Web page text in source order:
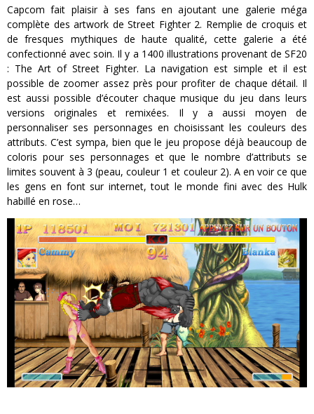
Capcom fait plaisir à ses fans en ajoutant une galerie méga
complète des artwork de Street Fighter 2. Remplie de croquis et
de fresques mythiques de haute qualité, cette galerie a été
confectionné avec soin. Il y a 1400 illustrations provenant de SF20
: The Art of Street Fighter. La navigation est simple et il est
possible de zoomer assez près pour profiter de chaque détail. Il
est aussi possible d’écouter chaque musique du jeu dans leurs
versions originales et remixées. Il y a aussi moyen de
personnaliser ses personnages en choisissant les couleurs des
attributs. C’est sympa, bien que le jeu propose déjà beaucoup de
coloris pour ses personnages et que le nombre d’attributs se
limites souvent à 3 (peau, couleur 1 et couleur 2). A en voir ce que
les gens en font sur internet, tout le monde fini avec des Hulk
habillé en rose…